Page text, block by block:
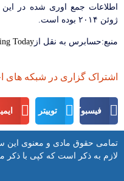
ژوئن ۲۰۱۴ بوده است.
منبع:حسابرس به نقل از Today
اشتراک گزاری در شبکه های
فیسبوک توییتر
تمامی حقوق مادی و معنوی این
لازم به ذکر است که کپی با ذکر